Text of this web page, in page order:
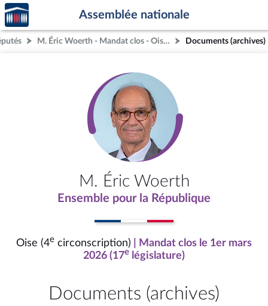
Aller au contenu
Aller en bas de la page
Accèder
à la
page
d'accueil
Assemblée nationale
M. Éric Woerth - Mandat clos - Oise (4e circonscription) Documents (archives)
M. Éric Woerth
Ensemble pour la République
Oise (4e circonscription)
| Mandat clos le 1er mars
2026 (17e législature)
Documents (archives)